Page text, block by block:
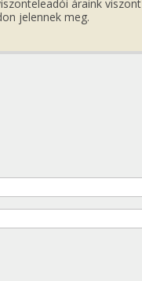
áraink viszont
jelennek meg.